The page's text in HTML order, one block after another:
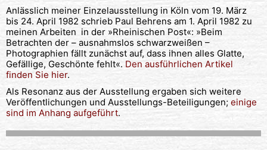
Anlässlich meiner Einzelausstellung in Köln vom 19. März
bis 24. April 1982 schrieb Paul Behrens am 1. April 1982 zu
meinen Arbeiten in der »Rheinischen Post«: »Beim
Betrachten der – ausnahmslos schwarzweißen –
Photographien fällt zunächst auf, dass ihnen alles Glatte,
Gefällige, Geschönte fehlt«. Den ausführlichen Artikel
finden Sie hier.
Als Resonanz aus der Ausstellung ergaben sich weitere
Veröffentlichungen und Ausstellungs-Beteiligungen; einige
sind im Anhang aufgeführt.